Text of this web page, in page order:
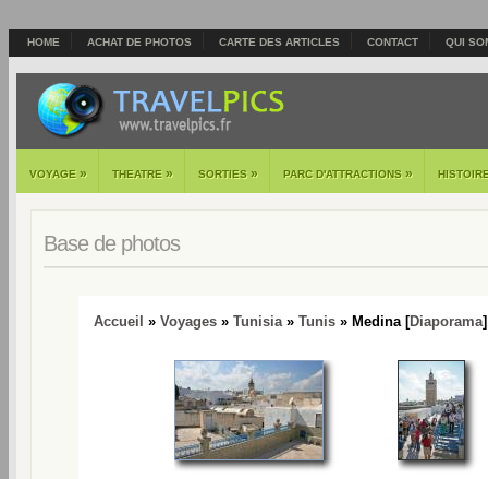
HOME ACHAT DE PHOTOS CARTE DES ARTICLES CONTACT QUI
VOYAGE » THEATRE » SORTIES » PARC D'ATTRACTIONS »
Base de photos
Accueil » Voyages » Tunisia» Tunis » Medina [Diaporama]